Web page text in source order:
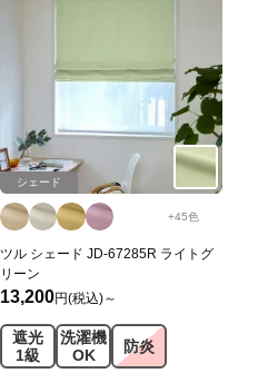
シェード
+45色
ツル シェード JD-67285R ライトグ
リーン
13,200円(税込)～
遮光
1級
洗濯機
OK
防炎